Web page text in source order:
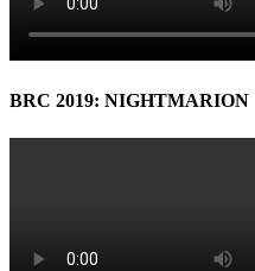
BRC 2019: NIGHTMARION